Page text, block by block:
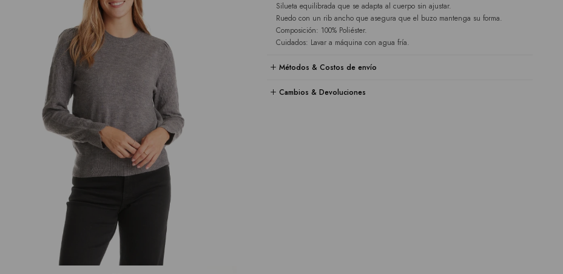
Silueta equilibrada que se adapta al cuerpo sin ajustar.
Ruedo con un rib ancho que asegura que el buzo mantenga su forma.
Composición: 100% Poliéster.
Cuidados: Lavar a máquina con agua fría.
Métodos & Costos de envío
Cambios & Devoluciones